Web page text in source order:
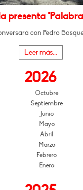
presenta
con Pedro
Leer más...
2026
Octubre
Septiembre
Junio
Mayo
Abril
Marzo
Febrero
Enero